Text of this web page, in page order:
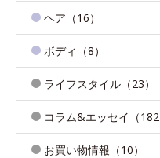
ヘア（16）
ボディ（8）
ライフスタイル（23）
コラム&エッセイ（182
お買い物情報（10）